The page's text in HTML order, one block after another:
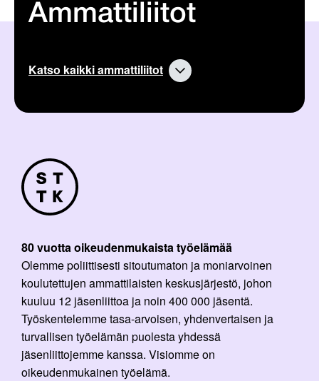
Ammattiliitot
Katso kaikki ammattiliitot
80 vuotta oikeudenmukaista työelämää
Olemme poliittisesti sitoutumaton ja moniarvoinen
koulutettujen ammattilaisten keskusjärjestö, johon
kuuluu 12 jäsenliittoa ja noin 400 000 jäsentä.
Työskentelemme tasa-arvoisen, yhdenvertaisen ja
turvallisen työelämän puolesta yhdessä
jäsenliittojemme kanssa. Visiomme on
oikeudenmukainen työelämä.